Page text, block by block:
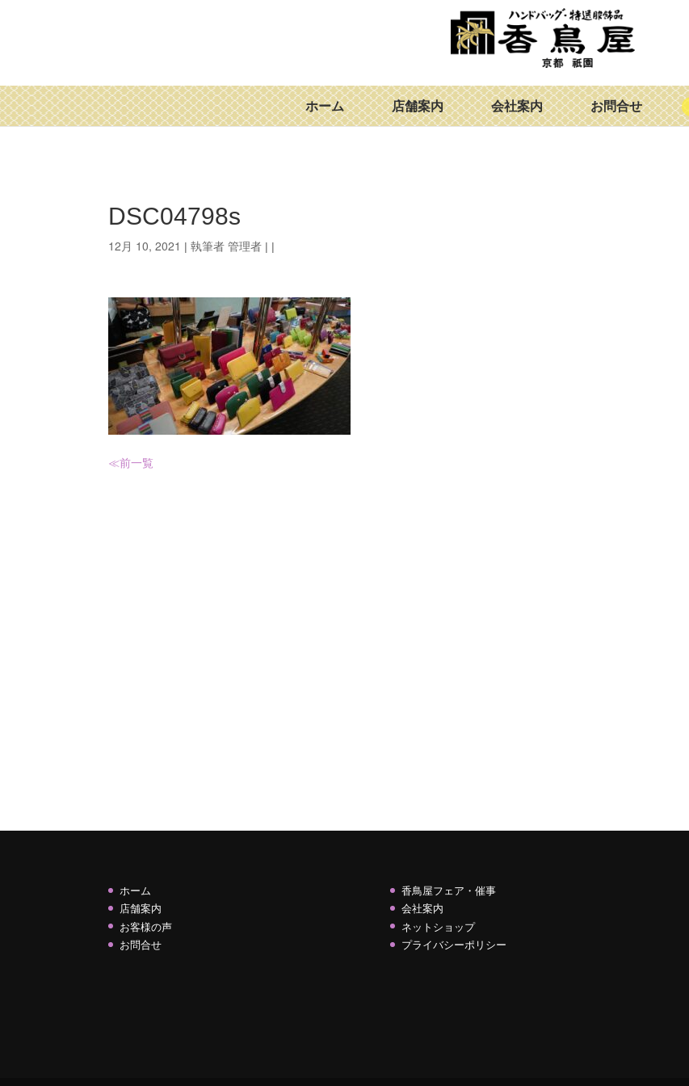
ホーム 店舗案内 会社案内 お問合せ
DSC04798s
12月 10, 2021 | 執筆者管理者 | |
≪前一覧
ホーム
香鳥屋フェア・催事
店舗案内
会社案内
お客様の声
ネットショップ
お問合せ
プライバシーポリシー